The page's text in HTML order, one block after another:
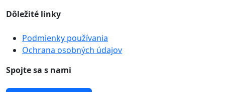
Dôležité linky
Podmienky používania
Ochrana osobných údajov
Spojte sa s nami